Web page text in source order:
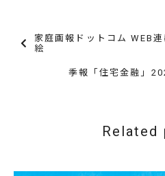
家庭画報ドットコム WEB
絵
季報「住宅金融」
Related